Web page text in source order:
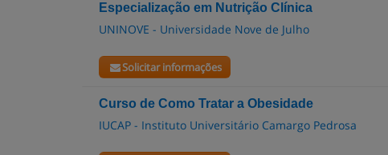
Especialização em Nutrição Clínica
UNINOVE - Universidade Nove de Julho
Solicitar informações
Curso de Como Tratar a Obesidade
IUCAP - Instituto Universitário Camargo Pedrosa